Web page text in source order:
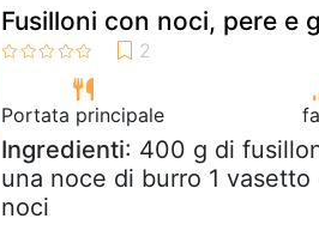
Fusilloni con noci, pere e
Portata principale
Ingredienti: 400 g di
una noce di burro 1
noci